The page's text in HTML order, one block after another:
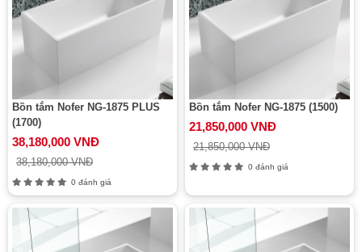
Bồn tắm Nofer NG-1875 PLUS
(1700)
38,180,000 VNĐ
38,180,000 VNĐ
0 đánh giá
Bồn tắm Nofer NG-1875 (1500)
21,850,000 VNĐ
21,850,000 VNĐ
0 đánh giá